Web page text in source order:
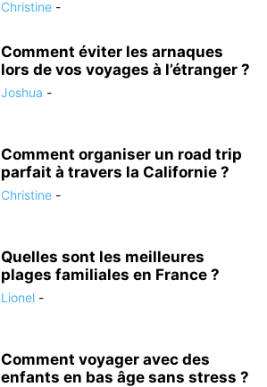
Christine -
Comment éviter les arnaques
lors de vos voyages à l’étranger ?
Joshua -
Comment organiser un road trip
parfait à travers la Californie ?
Christine -
Quelles sont les meilleures
plages familiales en France ?
Lionel -
Comment voyager avec des
enfants en bas âge sans stress ?